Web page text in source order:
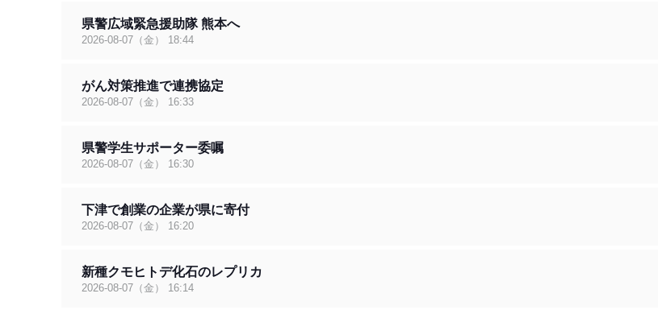
県警広域緊急援助隊 熊本へ
2026-08-07（金） 18:44
がん対策推進で連携協定
2026-08-07（金） 16:33
県警学生サポーター委嘱
2026-08-07（金） 16:30
下津で創業の企業が県に寄付
2026-08-07（金） 16:20
新種クモヒトデ化石のレプリカ
2026-08-07（金） 16:14